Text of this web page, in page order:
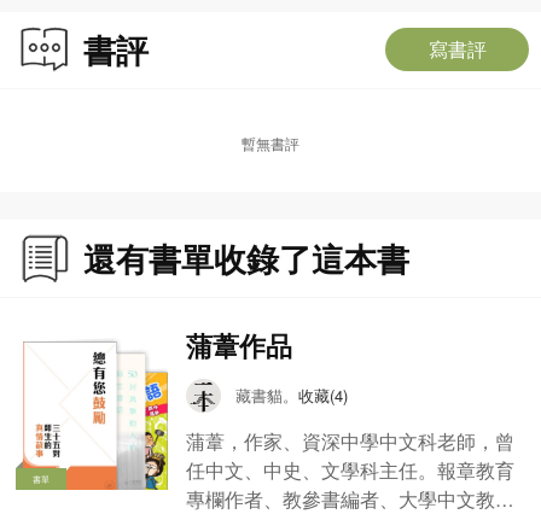
書評 寫書評
暫無書評
還有書單收錄了這本書
書單
蒲葦作品
藏書貓。 收藏(4)
蒲葦，作家、資深中學中文科老師，曾
任中文、中史、文學科主任。報章教育
專欄作者、教參書編者、大學中文教學